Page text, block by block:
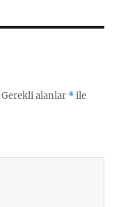
Gerekli alanlar *ile